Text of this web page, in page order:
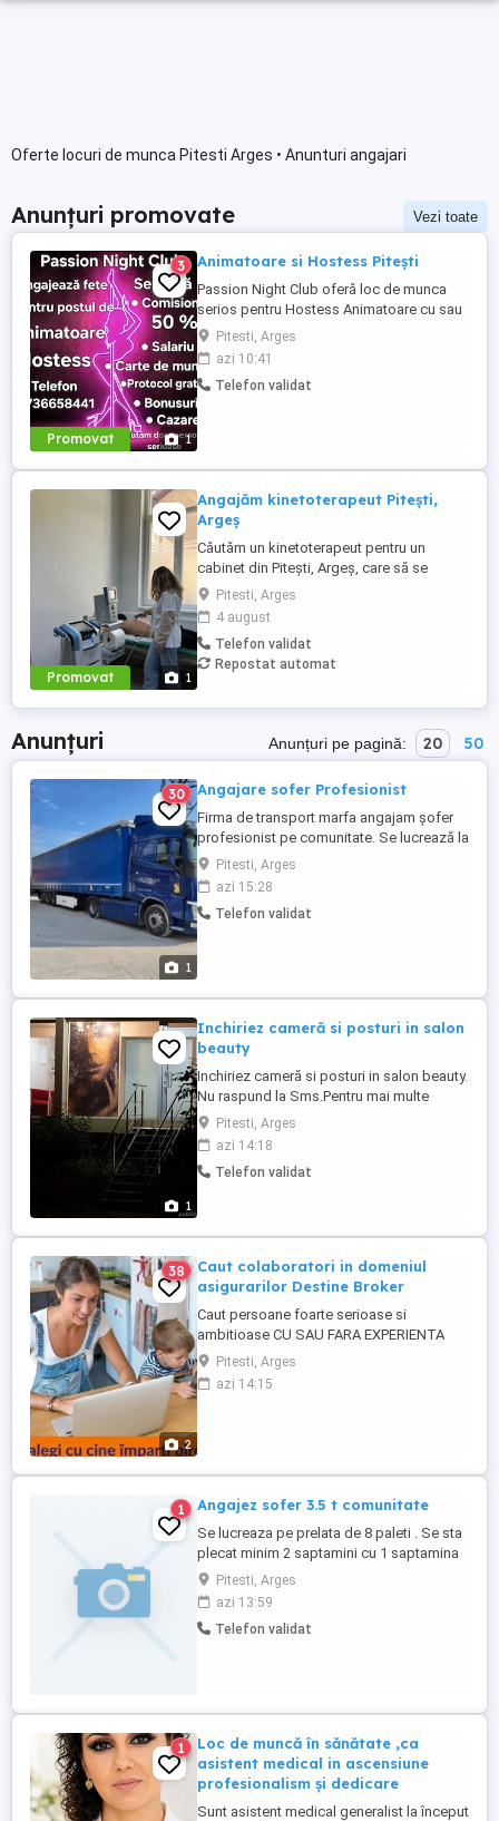
Oferte locuri de munca Pitesti Arges • Anunturi angajari
Anunțuri promovate Vezi toate
Promovat 1
3 Animatoare si Hostess Pitești
Passion Night Club oferă loc de munca
serios pentru Hostess Animatoare cu sau
fără experiență. Nu punem accent pe
aspecul fizic !! Dacă ai peste 18 ani, ești o
fire deschisă, sociabilă și fără inhibiții te
invităm să faci parte din echipa noastră
Pitesti, Arges
azi 10:41
Telefon validat
Promovat 1
Angajăm kinetoterapeut Pitești,
Argeș
Căutăm un kinetoterapeut pentru un
cabinet din Pitești, Argeș, care să se
alăture echipei noastre și să contribuie la
recuperarea pacienților. Responsabilități:
Evaluarea pacienților și stabilirea
programelor de recuperare personalizate;
aplicarea tehnicilor de kinetoterapie și
Pitesti, Arges
4 august
Telefon validat
Repostat automat
Anunțuri Anunțuri pe pagină: 20 50
1
30 Angajare sofer Profesionist
Firma de transport marfa angajam șofer
profesionist pe comunitate. Se lucrează la
prelata , singur pe cabina . Se pleca și se
vine cu camionul in țara. Aparat unic de
taxare pt toate țările. Dispecerat 24 din 24.
in limba ROMANA Tari De, Benelux, Fr Fără
Pitesti, Arges
azi 15:28
Telefon validat
1
Inchiriez cameră si posturi in salon
beauty
Inchiriez cameră si posturi in salon beauty.
Nu raspund la Sms.Pentru mai multe
detalii,sunati la tel
Pitesti, Arges
azi 14:18
Telefon validat
2
38
Caut colaboratori in domeniul
asigurarilor Destine Broker
Caut persoane foarte serioase si
ambitioase CU SAU FARA EXPERIENTA
pentru a lucra in domeniul asigurarilor in
cadrul companiei DESTINE BROKER de
Asigurare si Reasigurare. Puteti afla mai
Pitesti, Arges
azi 14:15
1 Angajez sofer 3.5 t comunitate
Se lucreaza pe prelata de 8 paleti . Se sta
plecat minim 2 saptamini cu 1 saptamina
acas Salariul este de 70-80 e la zi
+bonusuri Card tacograf obligatoeiu Nu
facem Anglia
Pitesti, Arges
azi 13:59
Telefon validat
1
Loc de muncă în sănătate ,ca
asistent medical in ascensiune
profesionalism și dedicare
Sunt asistent medical generalist la început